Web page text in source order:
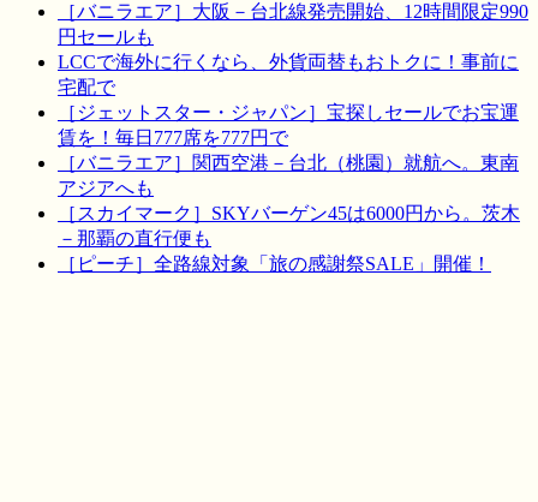
［バニラエア］大阪－台北線発売開始、12時間限定990
円セールも
LCCで海外に行くなら、外貨両替もおトクに！事前に
宅配で
［ジェットスター・ジャパン］宝探しセールでお宝運
賃を！毎日777席を777円で
［バニラエア］関西空港－台北（桃園）就航へ。東南
アジアへも
［スカイマーク］SKYバーゲン45は6000円から。茨木
－那覇の直行便も
［ピーチ］全路線対象「旅の感謝祭SALE」開催！